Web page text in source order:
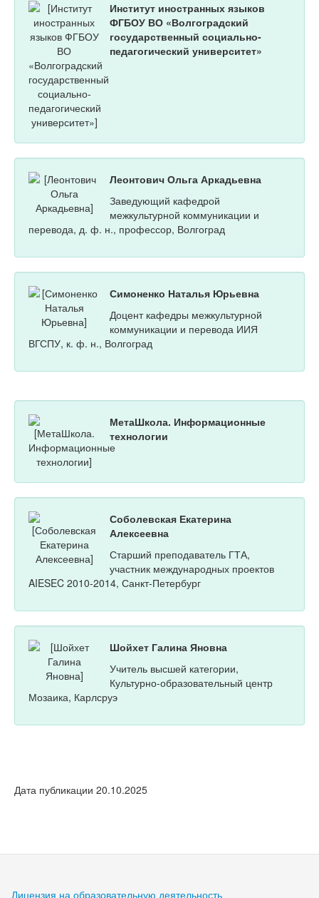
Институт иностранных языков
ФГБОУ ВО «Волгоградский
государственный социально-
педагогический университет»
Леонтович Ольга Аркадьевна
Заведующий кафедрой
межкультурной коммуникации и
перевода, д. ф. н., профессор, Волгоград
Симоненко Наталья Юрьевна
Доцент кафедры межкультурной
коммуникации и перевода ИИЯ
ВГСПУ, к. ф. н., Волгоград
МетаШкола. Информационные
технологии
Соболевская Екатерина
Алексеевна
Старший преподаватель ГТА,
участник международных проектов
AIESEC 2010-2014, Санкт-Петербург
Шойхет Галина Яновна
Учитель высшей категории,
Культурно-образовательный центр
Мозаика, Карлсруэ
Дата публикации 20.10.2025
Лицензия на образовательную деятельность